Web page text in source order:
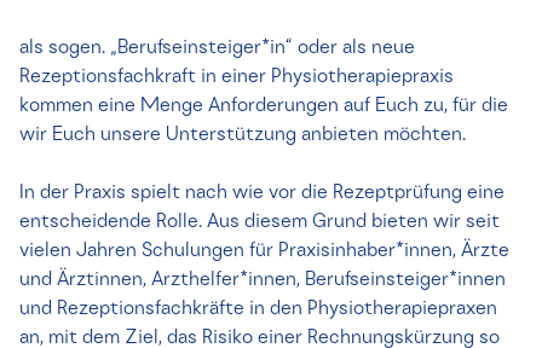
als sogen. „Berufseinsteiger*in“ oder als neue
Rezeptionsfachkraft in einer Physiotherapiepraxis
kommen eine Menge Anforderungen auf Euch zu, für die
wir Euch unsere Unterstützung anbieten möchten.
In der Praxis spielt nach wie vor die Rezeptprüfung eine
entscheidende Rolle. Aus diesem Grund bieten wir seit
vielen Jahren Schulungen für Praxisinhaber*innen, Ärzte
und Ärztinnen, Arzthelfer*innen, Berufseinsteiger*innen
und Rezeptionsfachkräfte in den Physiotherapiepraxen
an, mit dem Ziel, das Risiko einer Rechnungskürzung so